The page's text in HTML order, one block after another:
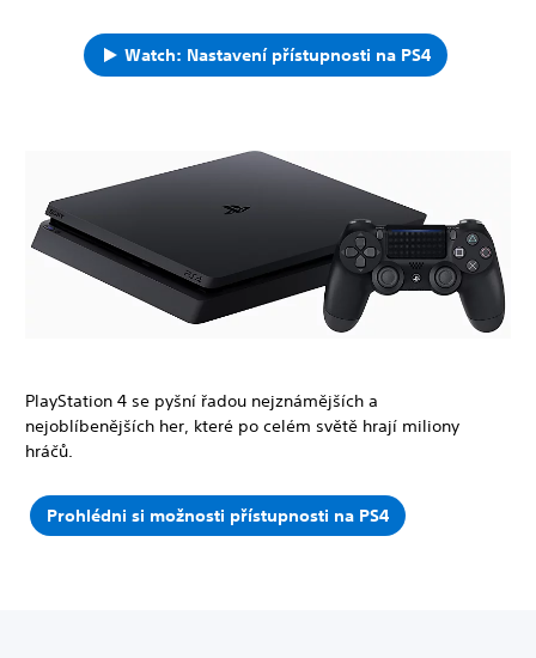
Watch: Nastavení přístupnosti na PS4
PlayStation 4 se pyšní řadou nejznámějších a
nejoblíbenějších her, které po celém světě hrají miliony
hráčů.
Prohlédni si možnosti přístupnosti na PS4